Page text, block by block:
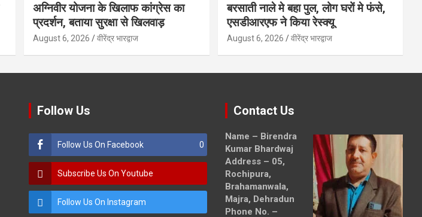
अग्निवीर योजना के खिलाफ कांग्रेस का
प्रदर्शन, बताया सुरक्षा से खिलवाड़
August 6, 2026 वीरेंद्र भारद्वाज
बरसाती नाले मे बहा पुल, लोग घरों मे फंसे,
एसडीआरएफ ने किया रेस्क्यू
August 6, 2026 वीरेंद्र भारद्वाज
Follow Us
Follow Us On Facebook 0
Subscribe Us On Youtube
Follow Us On Instagram
Contact Us
Name – Birendra
Kumar Bhardwaj
Address – 05,
Rochipura,
Brahamanwala,
Majra, Dehradun
Phone No. –